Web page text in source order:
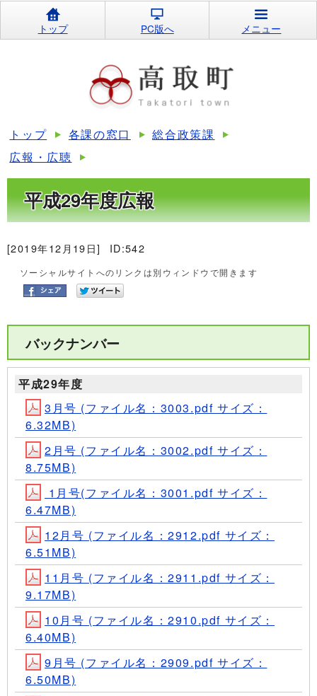
トップ PC版へ メニュー
トップ 各課の窓口
総合政策課
広報・広聴
平成29年度広報
[2019年12月19日] ID:542
ソーシャルサイトへのリンクは別ウィンドウで開きます
バックナンバー
平成29年度
3月号 (ファイル名：3003.pdf サイズ：
6.32MB)
2月号 (ファイル名：3002.pdf サイズ：
8.75MB)
1月号(ファイル名：3001.pdf サイズ：
6.47MB)
12月号 (ファイル名：2912.pdf サイズ：
6.51MB)
11月号 (ファイル名：2911.pdf サイズ：
9.17MB)
10月号 (ファイル名：2910.pdf サイズ：
6.40MB)
9月号 (ファイル名：2909.pdf サイズ：
6.50MB)